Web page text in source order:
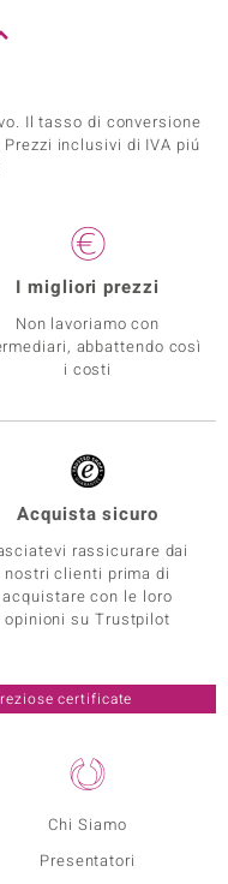
Il tasso di conversione
inclusivi di IVA piú
Chi Siamo
Presentatori
I migliori prezzi
Non lavoriamo con
abbattendo così
i costi
Acquista sicuro
rassicurare dai
nostri clienti prima di
acquistare con le loro
opinioni su Trustpilot
certificate